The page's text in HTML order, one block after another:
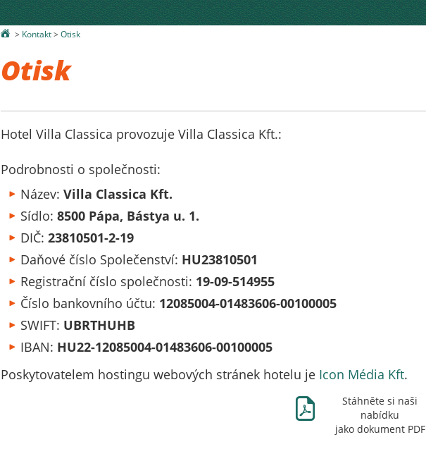
° > Kontakt> Otisk
Otisk
Hotel Villa Classica provozuje Villa Classica Kft.:
Podrobnosti o společnosti:
Název: Villa Classica Kft.
Sídlo: 8500 Pápa, Bástya u. 1.
DIČ: 23810501-2-19
Daňové číslo Společenství: HU23810501
Registrační číslo společnosti: 19-09-514955
Číslo bankovního účtu: 12085004-01483606-00100005
SWIFT: UBRTHUHB
IBAN: HU22-12085004-01483606-00100005
Poskytovatelem hostingu webových stránek hotelu je Icon Média Kft.
Ж
Stáhněte si naši
nabídku
jako dokument PDF